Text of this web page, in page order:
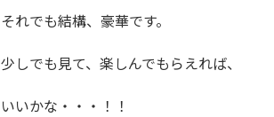
それでも結構、豪華です。
少しでも見て、楽しんでもらえれば、
いいかな・・・！！